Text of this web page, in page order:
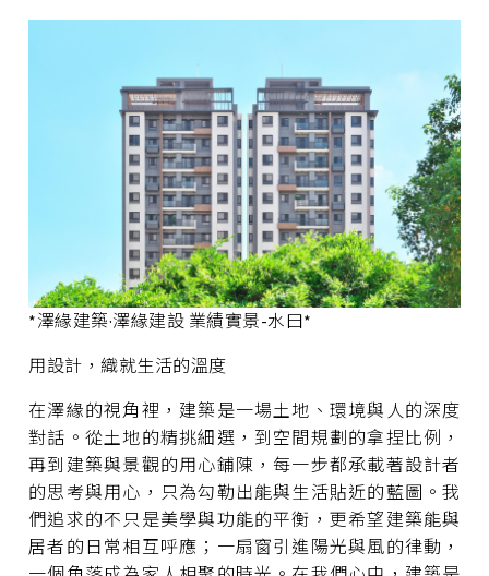
*澤緣建築·澤緣建設 業績實景-水曰*
用設計，織就生活的溫度
在澤緣的視角裡，建築是一場土地、環境與人的深度
對話。從土地的精挑細選，到空間規劃的拿捏比例，
再到建築與景觀的用心鋪陳，每一步都承載著設計者
的思考與用心，只為勾勒出能與生活貼近的藍圖。我
們追求的不只是美學與功能的平衡，更希望建築能與
居者的日常相互呼應；一扇窗引進陽光與風的律動，